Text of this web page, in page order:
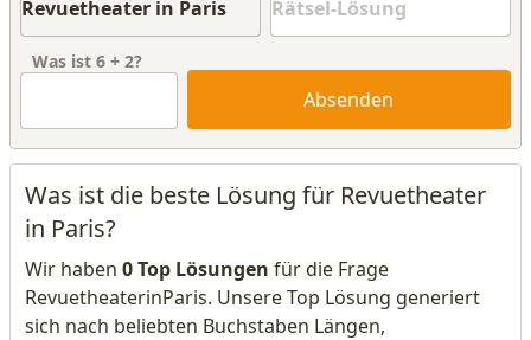
Was ist 6 + 2?
Absenden
Was ist die beste Lösung für Revuetheater
in Paris?
Wir haben 0 Top Lösungen für die Frage
RevuetheaterinParis. Unsere Top Lösung generiert
sich nach beliebten Buchstaben Längen,